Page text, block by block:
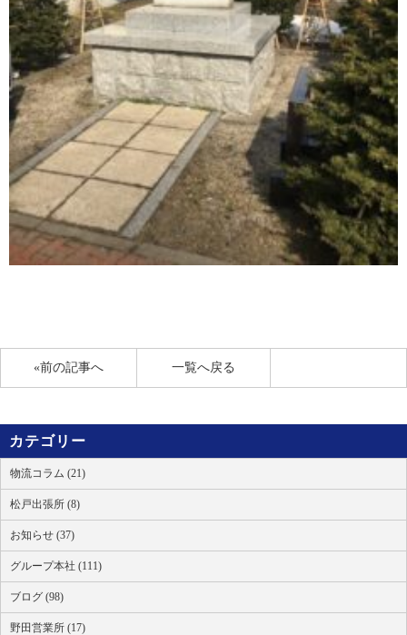
«前の記事へ 一覧へ戻る
カテゴリー
物流コラム (21)
松戸出張所 (8)
お知らせ (37)
グループ本社 (111)
ブログ (98)
野田営業所 (17)